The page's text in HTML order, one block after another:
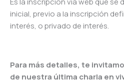
inicial, previo a la inscripción
interés, o privado de interés.
Para más detalles, te
de nuestra última charla en